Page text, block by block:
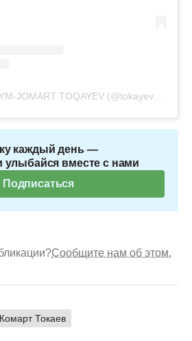
каждый день —
улыбайся вместе с нами
Подписаться
Сообщите нам об этом.
Токаев